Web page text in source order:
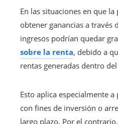
En las situaciones en que
obtener ganancias a través
ingresos podrían quedar
sobre la renta, debido a
rentas generadas dentro
Esto aplica especialmente
con fines de inversión o
largo plazo. Por el